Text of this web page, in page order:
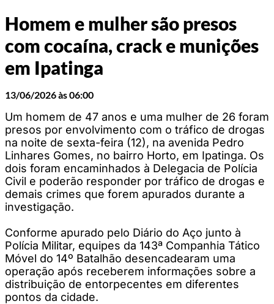
Homem e mulher são presos
com cocaína, crack e munições
em Ipatinga
13/06/2026 às 06:00
Um homem de 47 anos e uma mulher de 26 foram
presos por envolvimento com o tráfico de drogas
na noite de sexta-feira (12), na avenida Pedro
Linhares Gomes, no bairro Horto, em Ipatinga. Os
dois foram encaminhados à Delegacia de Polícia
Civil e poderão responder por tráfico de drogas e
demais crimes que forem apurados durante a
investigação.
Conforme apurado pelo Diário do Aço junto à
Polícia Militar, equipes da 143ª Companhia Tático
Móvel do 14º Batalhão desencadearam uma
operação após receberem informações sobre a
distribuição de entorpecentes em diferentes
pontos da cidade.